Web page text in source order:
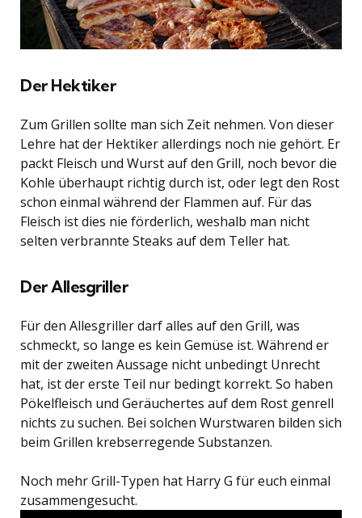
Der Hektiker
Zum Grillen sollte man sich Zeit nehmen. Von dieser
Lehre hat der Hektiker allerdings noch nie gehört. Er
packt Fleisch und Wurst auf den Grill, noch bevor die
Kohle überhaupt richtig durch ist, oder legt den Rost
schon einmal während der Flammen auf. Für das
Fleisch ist dies nie förderlich, weshalb man nicht
selten verbrannte Steaks auf dem Teller hat.
Der Allesgriller
Für den Allesgriller darf alles auf den Grill, was
schmeckt, so lange es kein Gemüse ist. Während er
mit der zweiten Aussage nicht unbedingt Unrecht
hat, ist der erste Teil nur bedingt korrekt. So haben
Pökelfleisch und Geräuchertes auf dem Rost genrell
nichts zu suchen. Bei solchen Wurstwaren bilden sich
beim Grillen krebserregende Substanzen.
Noch mehr Grill-Typen hat Harry G für euch einmal
zusammengesucht.